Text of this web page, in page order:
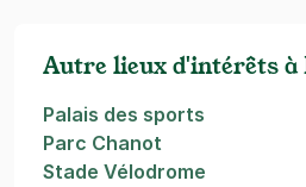
Autre lieux d'intérêts à
Palais des sports
Parc Chanot
Stade Vélodrome